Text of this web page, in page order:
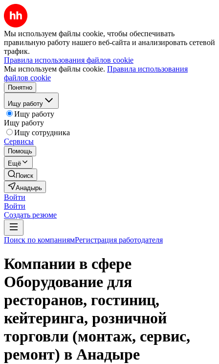
Мы используем файлы cookie, чтобы обеспечивать
правильную работу нашего веб-сайта и анализировать сетевой
трафик.
Правила использования файлов cookie
Мы используем файлы cookie. Правила использования
файлов cookie
Понятно
Ищу работу
Ищу работу
Ищу работу
Ищу сотрудника
Сервисы
Помощь
Ещё
Поиск
Анадырь
Войти
Войти
Создать резюме
Поиск по компаниямРегистрация работодателя
Компании в сфере
Оборудование для
ресторанов, гостиниц,
кейтеринга, розничной
торговли (монтаж, сервис,
ремонт) в Анадыре